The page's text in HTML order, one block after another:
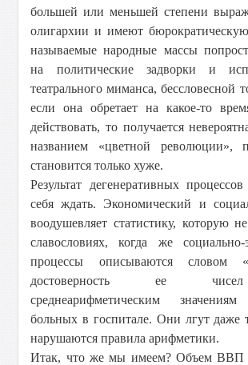
большей или меньшей степени
олигархии и имеют
называемые народные массы
на политические задворки и
театрального миманса, бессловесной
если она обретает на какое-то
действовать, то получается
названием «цветной революции»,
становится только хуже.
Результат дегенеративных процессов
себя ждать. Экономический и
воодушевляет статистику, которую
славословиях, когда же социально-
процессы описываются словом
достоверность ее
среднеарифметическим
больных в госпитале. Они лгут даже
нарушаются правила арифметики.
Итак, что же мы имеем? Объем ВВП